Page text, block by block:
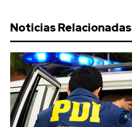
Noticias Relacionadas